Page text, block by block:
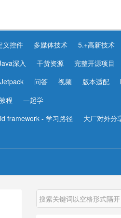
义控件 多媒体技术 5.+高新技术
深入 干货资源 完整开源项目
Jetpack 问答 视频 版本适配
程
一起学
framework - 学习路径
大厂对外分